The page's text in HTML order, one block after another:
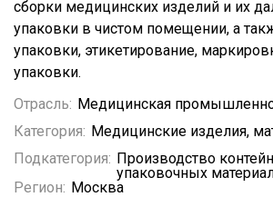
сборки медицинских изделий и их
упаковки в чистом помещении, а
упаковки, этикетирование,
упаковки.
Отрасль: Медицинская
Категория: Медицинские изделия,
Подкатегория: Производство
упаковочных
Регион: Москва